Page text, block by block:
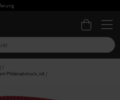
Pfotenabdruck, rot